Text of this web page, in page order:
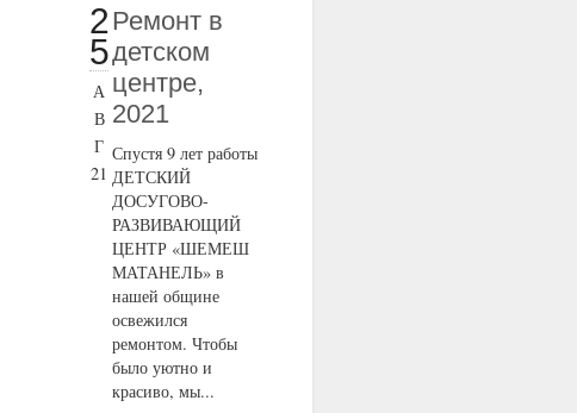
2
5
А
В
Г
21
Ремонт в
детском
центре,
2021
Спустя 9 лет работы
ДЕТСКИЙ
ДОСУГОВО-
РАЗВИВАЮЩИЙ
ЦЕНТР «ШЕМЕШ
МАТАНЕЛЬ» в
нашей общине
освежился
ремонтом. Чтобы
было уютно и
красиво, мы...